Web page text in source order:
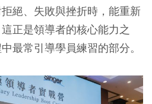
絕、失敗與挫折時，能重新
正是領導者的核心能力之
最常引導學員練習的部分。